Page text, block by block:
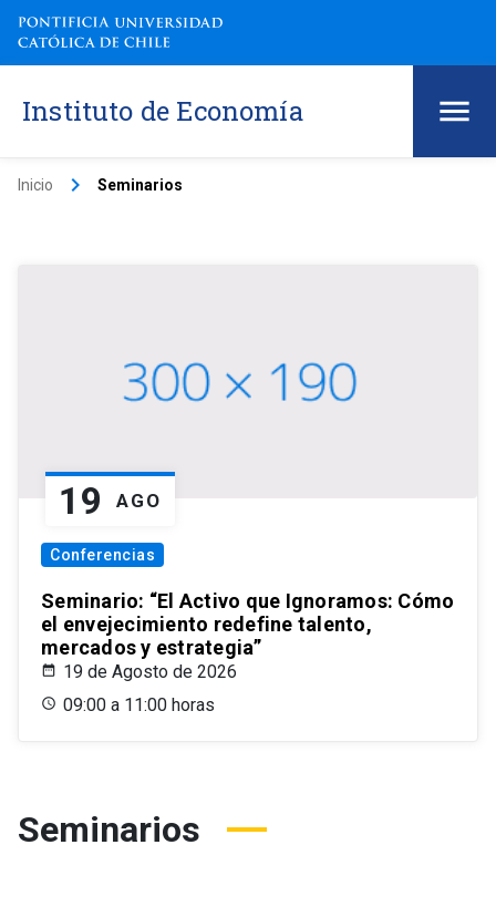
Instituto de Economía
Inicio keyboard_arrow_right Seminarios
19 AGO
Conferencias
Seminario: “El Activo que Ignoramos: Cómo
el envejecimiento redefine talento,
mercados y estrategia”
19 de Agosto de 2026
09:00 a 11:00 horas
Seminarios